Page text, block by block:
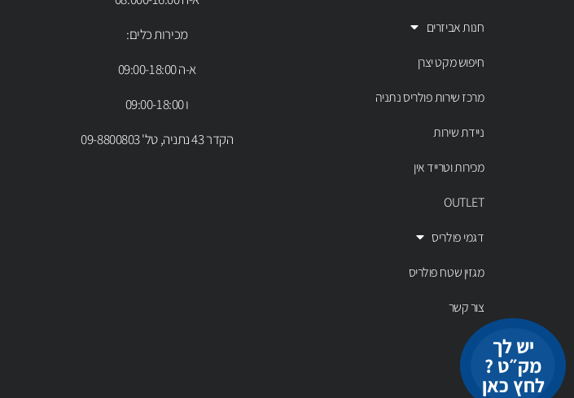
חנות אביזרים
חיפוש מקט יצרן
מרכז שירות פולריס נתניה
ניידת שירות
מכירות וטרייד אין
OUTLET
דגמי פולריס
מגזין שטח פולריס
צור קשר
יש לך
מק״ט ?
לחץ כאן
מכירות כלים:
א-ה 09:00-18:00
ו 09:00-18:00
הקדר 43 נתניה, טל' 09-8800803